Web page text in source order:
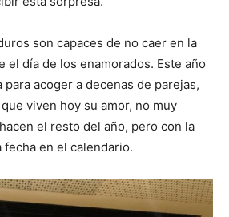
son capaces de no caer en la
el día de los enamorados. Este año
para acoger a decenas de parejas,
viven hoy su amor, no muy
el resto del año, pero con la
en el calendario.